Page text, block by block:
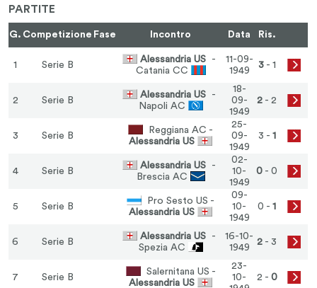
PARTITE
G. Competizione Fase Incontro Data Ris.
1 Serie B
Alessandria US -
Catania CC
11-09-
1949
3- 1
2 Serie B
Alessandria US -
Napoli AC
18-
09-
1949
2 - 2
3 Serie B
Reggiana AC -
Alessandria US
25-
09-
1949
3 - 1
4 Serie B
Alessandria US -
Brescia AC
02-
10-
1949
0 - 0
5 Serie B
Pro Sesto US -
Alessandria US
09-
10-
1949
0 -1
6 Serie B
Alessandria US -
Spezia AC
16-10-
1949
2 - 3
7 Serie B
Salernitana US -
Alessandria US
23-
10-
2 - 0